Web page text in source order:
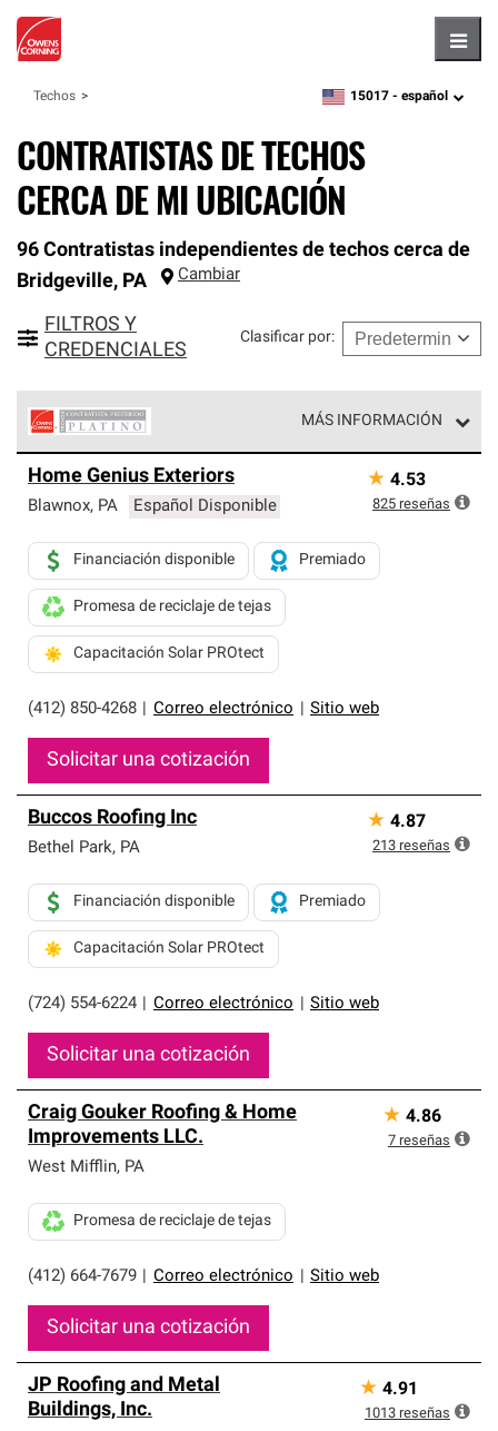
Techos zipcode, language
15017 - español
CONTRATISTAS DE TECHOS
CERCA DE MI UBICACIÓN
96 Contratistas independientes de techos cerca de
Bridgeville, PA Cambiar
FILTROS Y
CREDENCIALES
Clasificar por:
MÁS INFORMACIÓN
Corning constituyen el nivel superior de nuestra red
exclusiva y cumplen con estándares estrictos de
Solo ellos pueden ofrecer nuestra mejor garantía de
sistemas de techos.
Home Genius Exteriors
Blawnox, PA Español Disponible
(412) 850-4268 Correo electrónico Sitio web
Financiación disponible Premiado
Promesa de reciclaje de tejas
Capacitación Solar PROtect
Solicitar una cotización
★ 4.53
825 reseñas
Buccos Roofing Inc
Bethel Park, PA
(724) 554-6224 Correo electrónico Sitio web
Financiación disponible Premiado
Capacitación Solar PROtect
Solicitar una cotización
★ 4.87
213 reseñas
Craig Gouker Roofing & Home
Improvements LLC.
West Mifflin, PA
(412) 664-7679 Correo electrónico Sitio web
Promesa de reciclaje de tejas
Solicitar una cotización
★ 4.86
7 reseñas
JP Roofing and Metal
Buildings, Inc.
★ 4.91
1013 reseñas